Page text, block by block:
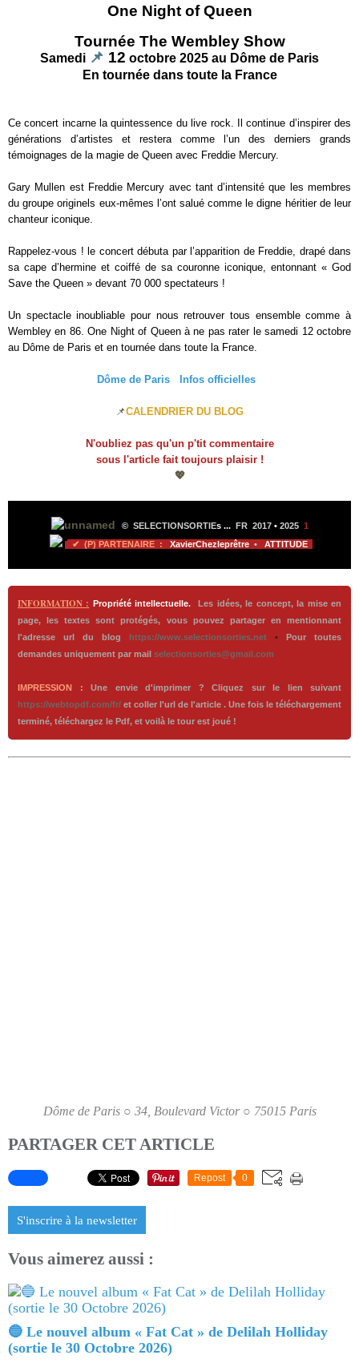
One Night of Queen
Tournée The Wembley Show
Samedi 📌 12 octobre 2025 au Dôme de Paris
En tournée dans toute la France
Ce concert incarne la quintessence du live rock. Il continue d’inspirer des
générations d’artistes et restera comme l’un des derniers grands
témoignages de la magie de Queen avec Freddie Mercury.
Gary Mullen est Freddie Mercury avec tant d’intensité que les membres
du groupe originels eux-mêmes l’ont salué comme le digne héritier de leur
chanteur iconique.
Rappelez-vous ! le concert débuta par l’apparition de Freddie, drapé dans
sa cape d’hermine et coiffé de sa couronne iconique, entonnant « God
Save the Queen » devant 70 000 spectateurs !
Un spectacle inoubliable pour nous retrouver tous ensemble comme à
Wembley en 86. One Night of Queen à ne pas rater le samedi 12 octobre
au Dôme de Paris et en tournée dans toute la France.
Dôme de Paris Infos officielles
📌CALENDRIER DU BLOG
N'oubliez pas qu'un p'tit commentaire
sous l'article fait toujours plaisir !
💖
© SELECTIONSORTIEs ... FR 2017• 2025 1
✔ (P) PARTENAIRE :
XavierChezleprêtre • ATTITUDE
INFORMATION : Propriété intellectuelle.
Les idées, le concept, la mise en
page, les textes sont protégés, vous pouvez partager en mentionnant
l'adresse url du blog
https://www.selectionsorties.net •
Pour toutes
demandes uniquement par mail selectionsorties@gmail.com
IMPRESSION : Une envie d'imprimer ? Cliquez sur le lien suivant
https://webtopdf.com/fr/ et coller l'url de l'article . Une fois le téléchargement
terminé, téléchargez le Pdf, et voilà le tour est joué !
Dôme de Paris ○ 34, Boulevard Victor ○ 75015 Paris
PARTAGER CET ARTICLE
Repost 0
S'inscrire à la newsletter
Vous aimerez aussi :
🔵 Le nouvel album « Fat Cat » de Delilah Holliday
(sortie le 30 Octobre 2026)